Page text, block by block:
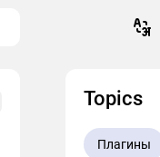
Topics
Плагины